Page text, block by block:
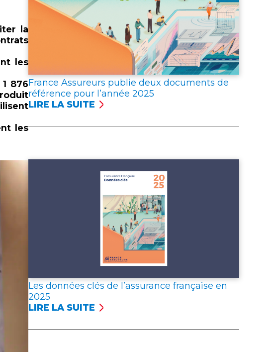
la
les
876
les
France Assureurs publie deux documents de
référence pour l’année 2025
LIRE LA SUITE
:
ASSUREURS
DOCUMENTS
DE
Les données clés de l’assurance française en
2025
LIRE LA SUITE
: